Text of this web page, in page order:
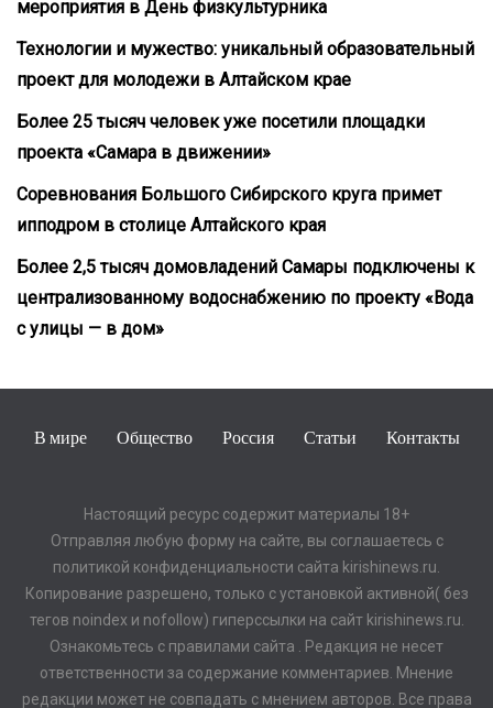
мероприятия в День физкультурника
Технологии и мужество: уникальный образовательный
проект для молодежи в Алтайском крае
Более 25 тысяч человек уже посетили площадки
проекта «Самара в движении»
Соревнования Большого Сибирского круга примет
ипподром в столице Алтайского края
Более 2,5 тысяч домовладений Самары подключены к
централизованному водоснабжению по проекту «Вода
с улицы — в дом»
В мире Общество Россия Статьи Контакты
Настоящий ресурс содержит материалы 18+
Отправляя любую форму на сайте, вы соглашаетесь с
политикой конфиденциальности сайта kirishinews.ru.
Копирование разрешено, только с установкой активной( без
тегов noindex и nofollow) гиперссылки на сайт kirishinews.ru.
Ознакомьтесь с правилами сайта . Редакция не несет
ответственности за содержание комментариев. Мнение
редакции может не совпадать с мнением авторов. Все права